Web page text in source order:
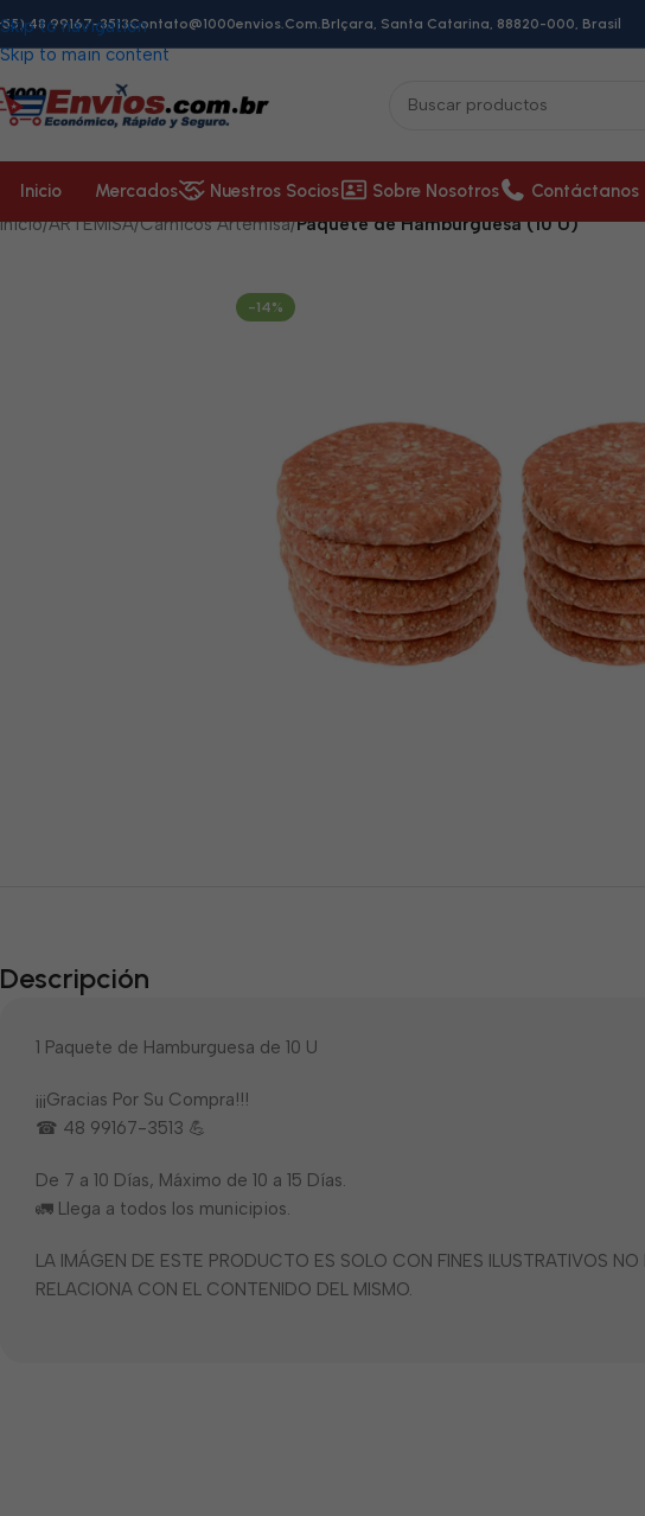
Skip to navigation
Skip to main content
48 99167-3513Contato@1000envios.com.brIçara, Santa Catarina, 88820-000, Brasil
Inicio Mercados Nuestros Socios Sobre Nosotros Contáctanos
Inicio/ARTEMISA/Cárnicos Artemisa/Paquete de Hamburguesa (10 U)
-14%
Descripción
1 Paquete de Hamburguesa de 10 U
¡¡¡Gracias Por Su Compra!!!
☎ 48 99167-3513 💪
De 7 a 10 Días, Máximo de 10 a 15 Días.
🚛 Llega a todos los municipios.
LA IMÁGEN DE ESTE PRODUCTO ES SOLO CON FINES ILUSTRATIVOS NO
RELACIONA CON EL CONTENIDO DEL MISMO.